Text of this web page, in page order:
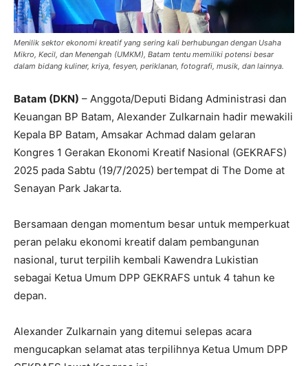
Menilik sektor ekonomi kreatif yang sering kali berhubungan dengan Usaha
Mikro, Kecil, dan Menengah (UMKM), Batam tentu memiliki potensi besar
dalam bidang kuliner, kriya, fesyen, periklanan, fotografi, musik, dan lainnya.
Batam (DKN) – Anggota/Deputi Bidang Administrasi dan
Keuangan BP Batam, Alexander Zulkarnain hadir mewakili
Kepala BP Batam, Amsakar Achmad dalam gelaran
Kongres 1 Gerakan Ekonomi Kreatif Nasional (GEKRAFS)
2025 pada Sabtu (19/7/2025) bertempat di The Dome at
Senayan Park Jakarta.
Bersamaan dengan momentum besar untuk memperkuat
peran pelaku ekonomi kreatif dalam pembangunan
nasional, turut terpilih kembali Kawendra Lukistian
sebagai Ketua Umum DPP GEKRAFS untuk 4 tahun ke
depan.
Alexander Zulkarnain yang ditemui selepas acara
mengucapkan selamat atas terpilihnya Ketua Umum DPP